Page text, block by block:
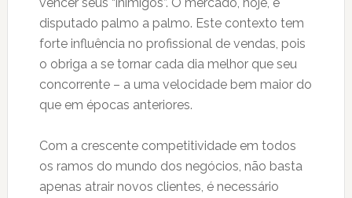
disputado palmo a palmo. Este contexto tem
forte influência no profissional de vendas, pois
o obriga a se tornar cada dia melhor que seu
concorrente – a uma velocidade bem maior do
que em épocas anteriores.
Com a crescente competitividade em todos
os ramos do mundo dos negócios, não basta
apenas atrair novos clientes, é necessário